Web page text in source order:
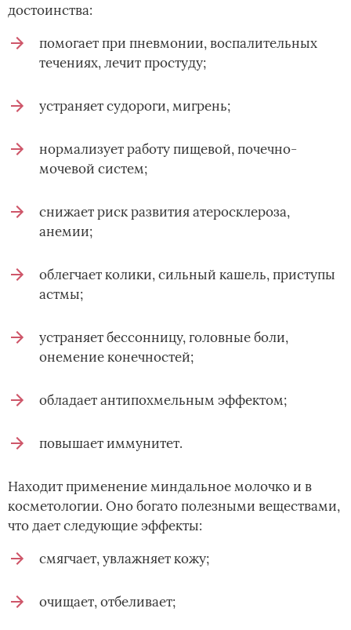
достоинства:
помогает при пневмонии, воспалительных
течениях, лечит простуду;
устраняет судороги, мигрень;
нормализует работу пищевой, почечно-
мочевой систем;
снижает риск развития атеросклероза,
анемии;
облегчает колики, сильный кашель, приступы
астмы;
устраняет бессонницу, головные боли,
онемение конечностей;
обладает антипохмельным эффектом;
повышает иммунитет.
Находит применение миндальное молочко и в
косметологии. Оно богато полезными веществами,
что дает следующие эффекты:
смягчает, увлажняет кожу;
очищает, отбеливает;